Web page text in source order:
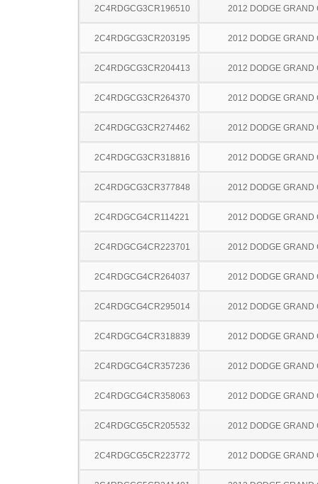
2C4RDGCG3CR196510 2012 DODGE GRAND
2C4RDGCG3CR203195 2012 DODGE GRAND
2C4RDGCG3CR204413 2012 DODGE GRAND
2C4RDGCG3CR264370 2012 DODGE GRAND
2C4RDGCG3CR274462 2012 DODGE GRAND
2C4RDGCG3CR318816 2012 DODGE GRAND
2C4RDGCG3CR377848 2012 DODGE GRAND
2C4RDGCG4CR114221 2012 DODGE GRAND
2C4RDGCG4CR223701 2012 DODGE GRAND
2C4RDGCG4CR264037 2012 DODGE GRAND
2C4RDGCG4CR295014 2012 DODGE GRAND
2C4RDGCG4CR318839 2012 DODGE GRAND
2C4RDGCG4CR357236 2012 DODGE GRAND
2C4RDGCG4CR358063 2012 DODGE GRAND
2C4RDGCG5CR205532 2012 DODGE GRAND
2C4RDGCG5CR223772 2012 DODGE GRAND